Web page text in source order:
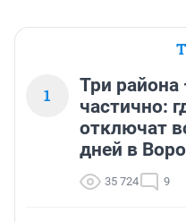
1
Три
частично:
отключат
дней в
35 724 9